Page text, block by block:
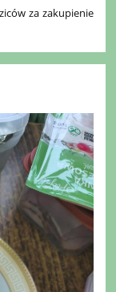
za zakupienie